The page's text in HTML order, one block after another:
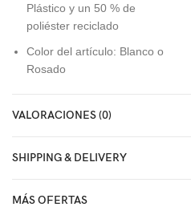
Plástico y un 50 % de
poliéster reciclado
Color del artículo: Blanco o
Rosado
VALORACIONES (0)
SHIPPING & DELIVERY
MÁS OFERTAS